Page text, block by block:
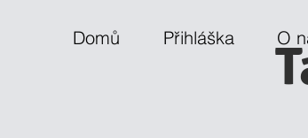
Domů Přihláška O